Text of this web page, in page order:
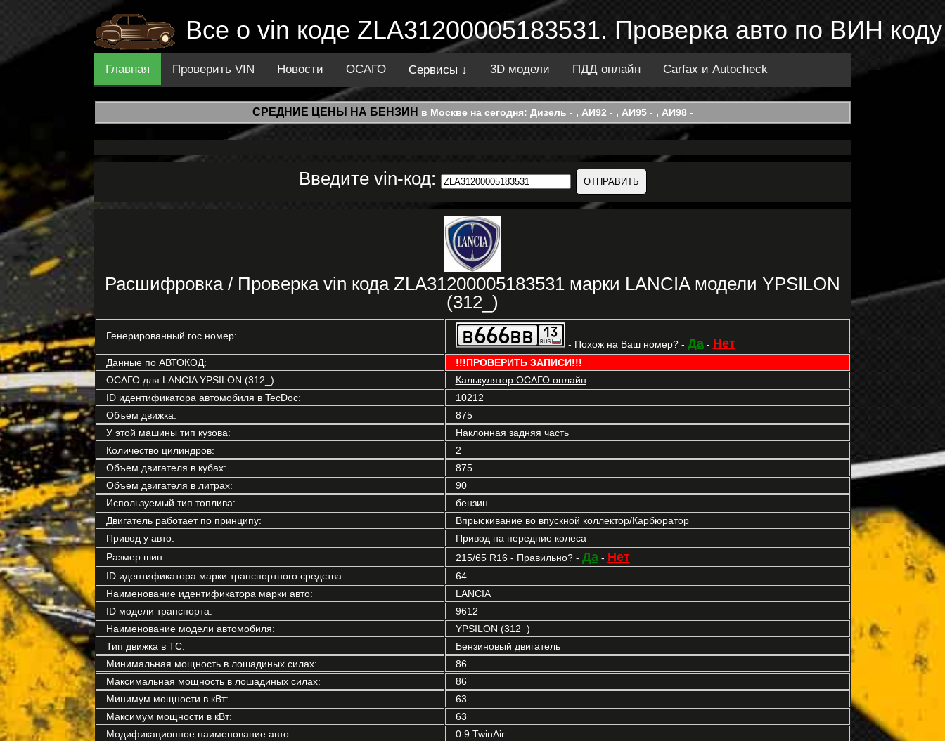
Все о vin коде ZLA31200005183531. Проверка авто по ВИН коду
Главная Проверить VIN Новости ОСАГО Сервисы ↓ 3D модели ПДД онлайн Carfax и Autocheck
СРЕДНИЕ ЦЕНЫ НА БЕНЗИН в Москве на сегодня: Дизель - , АИ92 - , АИ95 - , АИ98 -
Введите vin-код:
Расшифровка / Проверка vin кода ZLA31200005183531 марки LANCIA модели YPSILON
(312_)
Генерированный гос номер:
- Похож на Ваш номер? - Да- Нет
Данные по АВТОКОД:
!!!ПРОВЕРИТЬ ЗАПИСИ!!!
ОСАГО для LANCIA YPSILON (312_):
Калькулятор ОСАГО онлайн
ID идентификатора автомобиля в TecDoc:
10212
Объем движка:
875
У этой машины тип кузова:
Наклонная задняя часть
Количество цилиндров:
2
Объем двигателя в кубах:
875
Объем двигателя в литрах:
90
Используемый тип топлива:
бензин
Двигатель работает по принципу:
Впрыскивание во впускной коллектор/Карбюратор
Привод у авто:
Привод на передние колеса
Размер шин:
215/65 R16 - Правильно? - Да- Нет
ID идентификатора марки транспортного средства:
64
Наименование идентификатора марки авто:
LANCIA
ID модели транспорта:
9612
Наименование модели автомобиля:
YPSILON (312_)
Тип движка в ТС:
Бензиновый двигатель
Минимальная мощность в лошадиных силах:
86
Максимальная мощность в лошадиных силах:
86
Минимум мощности в кВт:
63
Максимум мощности в кВт:
63
Модификационное наименование авто:
0.9 TwinAir